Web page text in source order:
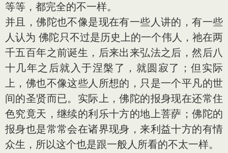
等等，都完全的不一样。
并且，佛陀也不像是现在有一些人讲的，有一些
人认为 佛陀只不过是历史上的一个伟人，祂在两
千五百年之前诞生，后来出来弘法之后，然后八
十几年之后就入于涅槃了，就圆寂了；但实际
上，佛也不像这些人所想的，只是一个平凡的世
间的圣贤而已。实际上，佛陀的报身现在还常住
色究竟天，继续的利乐十方的地上菩萨；佛陀的
报身也是常常会在诸界现身，来利益十方的有情
众生，所以这个也是跟一般人所看的不太一样。